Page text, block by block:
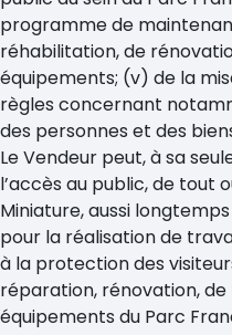
programme de
réhabilitation, de
équipements; (v) de la
règles concernant
des personnes et des
Le Vendeur peut, à sa
l’accès au public, de tout
Miniature, aussi
pour la réalisation de
à la protection des
réparation, rénovation,
équipements du Parc